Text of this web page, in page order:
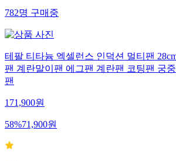
782명 구매중
테팔 티타늄 엑셀런스 인덕션 멀티팬
팬 계란말이팬 에그팬 계란팬 코팅팬 궁
팬
171,900원
58%71,900원